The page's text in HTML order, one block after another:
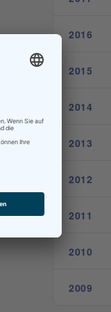
2016
2015
2014
2013
2012
2011
2010
2009